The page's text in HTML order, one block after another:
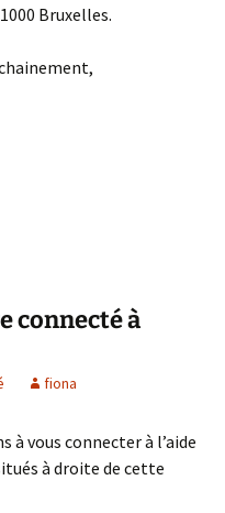
Bruxelles.
connecté à
fiona
à vous connecter à l’aide
à droite de cette